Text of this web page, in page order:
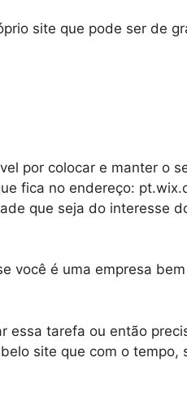
site que pode ser de
por colocar e manter o
fica no endereço:
que seja do interesse
você é uma empresa
essa tarefa ou então
site que com o tempo,